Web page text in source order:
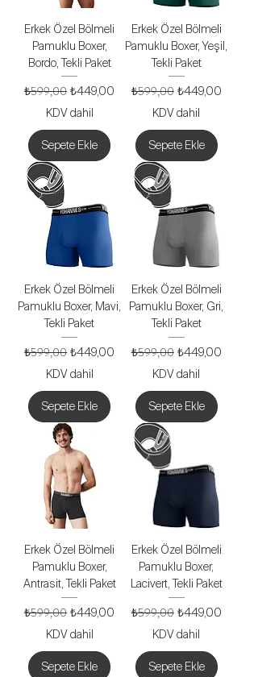
Erkek Özel Bölmeli
Pamuklu Boxer,
Bordo, Tekli Paket
Normal Fiyat
₺599,00 İndirimli Fiyat
₺449,00
KDV dahil
Sepete Ekle
Erkek Özel Bölmeli
Pamuklu Boxer, Yeşil,
Tekli Paket
Normal Fiyat
₺599,00 İndirimli Fiyat
₺449,00
KDV dahil
Sepete Ekle
Erkek Özel Bölmeli
Pamuklu Boxer, Mavi,
Tekli Paket
Normal Fiyat
₺599,00 İndirimli Fiyat
₺449,00
KDV dahil
Sepete Ekle
Erkek Özel Bölmeli
Pamuklu Boxer, Gri,
Tekli Paket
Normal Fiyat
₺599,00 İndirimli Fiyat
₺449,00
KDV dahil
Sepete Ekle
Erkek Özel Bölmeli
Pamuklu Boxer,
Antrasit, Tekli Paket
Normal Fiyat
₺599,00 İndirimli Fiyat
₺449,00
KDV dahil
Sepete Ekle
Erkek Özel Bölmeli
Pamuklu Boxer,
Lacivert, Tekli Paket
Normal Fiyat
₺599,00 İndirimli Fiyat
₺449,00
KDV dahil
Sepete Ekle